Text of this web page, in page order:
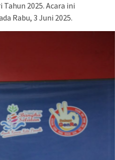
2025. Acara ini
Rabu, 3 Juni 2025.